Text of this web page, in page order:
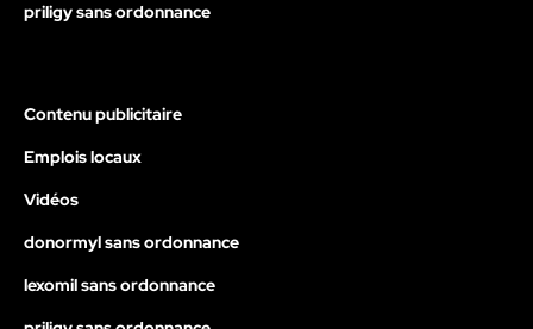
priligy sans ordonnance
Contenu publicitaire
Emplois locaux
Vidéos
donormyl sans ordonnance
lexomil sans ordonnance